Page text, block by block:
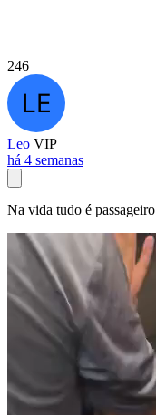
246
Leo VIP
há 4 semanas
Na vida tudo é passageiro